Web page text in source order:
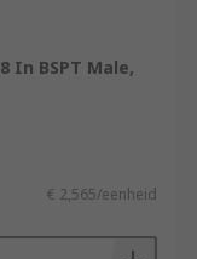
In BSPT Male,
€ 2,565/eenheid